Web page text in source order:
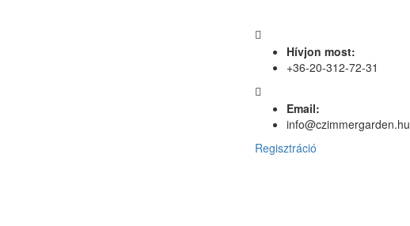
Hívjon most:
+36-20-312-72-31
Email:
info@czimmergarden.hu
Regisztráció